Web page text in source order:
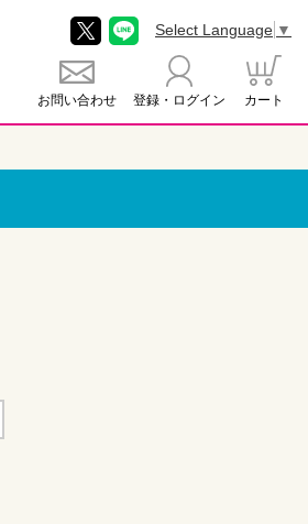
お問い合わせ 登録・ログイン カート
Select Language ▼